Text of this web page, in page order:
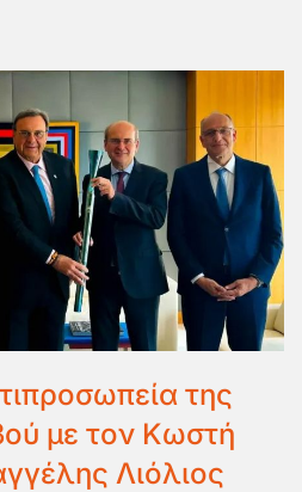
της
με τον Κωστή
Λιόλιος